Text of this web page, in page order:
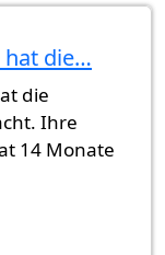
hat die…
die
Ihre
14 Monate